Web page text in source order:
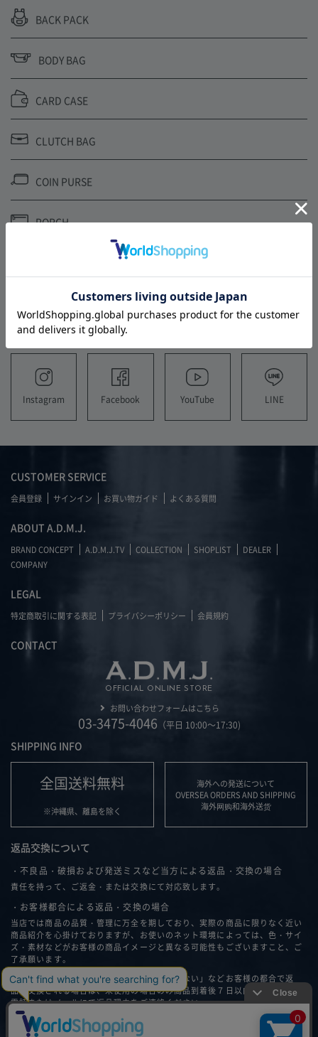
BACK PACK
BODY BAG
CARD CASE
CLUTCH BAG
COIN PURSE
PORCH
SHOULDER STRAP
FOLLOW US
Instagram Facebook YouTube LINE
CUSTOMER SERVICE
会員登録 サインイン お買い物ガイド よくある質問
ABOUT A.D.M.J.
BRAND CONCEPT A.D.M.J.TV COLLECTION SHOPLIST
DEALER
COMPANY
LEGAL
特定商取引に関する表記 プライバシーポリシー 会員規約
CONTACT
OFFICIAL ONLINE STORE
お問い合わせフォームはこちら
03-3475-4046 （平日 10:00～17:30)
SHIPPING INFO
全国送料無料
※沖縄県、離島を除く
海外への発送について
OVERSEA ORDERS AND SHIPPING
海外网购和海外送货
返品交換について
・不良品・破損および発送ミスなど当方による返品・交換の場合
責任を持って、ご返金・または交換にて対応致します。
・お客様都合による返品・交換の場合
当店では商品の品質・管理に万全を期しており、実際の商品に限りなく近い
商品紹介を心掛けておりますが、お使いのネット環境によっては、色・サイ
ズ・素材などがお客様の商品イメージと異なる可能性もございますこと、ご
了承願います。
「思ったイメージと違う」、「サイズが合わない」などお客様の都合で返
品・交換される場合は、未使用の場合のみ商品到着後７日以内に弊社へ、お
電話またはメールにて返品理由をご連絡ください。
返品・交換について詳細はこちら